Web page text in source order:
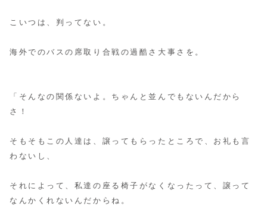
こいつは、判ってない。
海外でのバスの席取り合戦の過酷さ大事さを。
「そんなの関係ないよ。ちゃんと並んでもないんだから
さ！
そもそもこの人達は、譲ってもらったところで、お礼も言
わないし、
それによって、私達の座る椅子がなくなったって、譲って
なんかくれないんだからね。